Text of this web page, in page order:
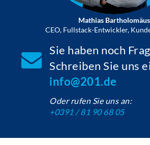
Mathias Bartholomäus
CEO, Fullstack-Entwickler,
Sie haben noch
Schreiben Sie uns
info@201.de
Oder rufen Sie uns an:
+0391 / 81 90 68 05